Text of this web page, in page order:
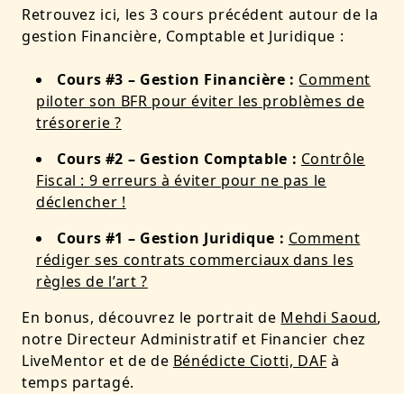
Retrouvez ici, les 3 cours précédent autour de la
gestion Financière, Comptable et Juridique :
Cours #3 – Gestion Financière : Comment
piloter son BFR pour éviter les problèmes de
trésorerie ?
Cours #2 – Gestion Comptable : Contrôle
Fiscal : 9 erreurs à éviter pour ne pas le
déclencher !
Cours #1 – Gestion Juridique : Comment
rédiger ses contrats commerciaux dans les
règles de l’art ?
En bonus, découvrez le portrait de Mehdi Saoud,
notre Directeur Administratif et Financier chez
LiveMentor et de de Bénédicte Ciotti, DAF à
temps partagé.